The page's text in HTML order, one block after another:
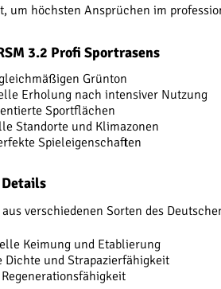
um höchsten Ansprüchen im
3.2 Profi Sportrasens
Grünton
Erholung nach intensiver Nutzung
Sportflächen
Standorte und Klimazonen
Spieleigenschaften
verschiedenen Sorten des
Keimung und Etablierung
und Strapazierfähigkeit